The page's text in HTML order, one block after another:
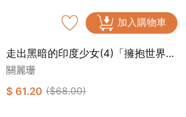
加入購物車
走出黑暗的印度少女(4)「擁抱世界正
能量」
關麗珊
$ 61.20 ($68.00)